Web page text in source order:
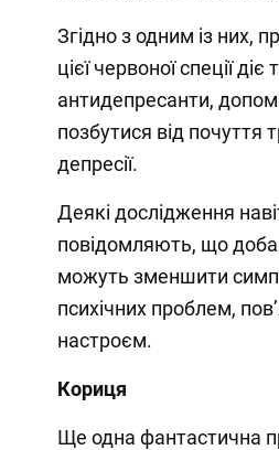
Згідно з одним із них,
цієї червоної спеції діє
антидепресанти,
позбутися від почуття
депресії.
Деякі дослідження
повідомляють, що
можуть зменшити
психічних проблем,
настроєм.
Кориця
Ще одна фантастична